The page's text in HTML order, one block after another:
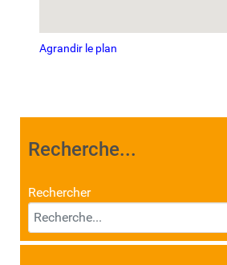
Agrandir le plan
Recherche...
Rechercher